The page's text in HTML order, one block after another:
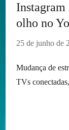
Instagram
olho no
25 de junho de
Mudança de
TVs